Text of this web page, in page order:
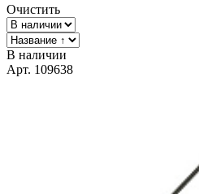
Очистить
В наличии
Арт. 109638